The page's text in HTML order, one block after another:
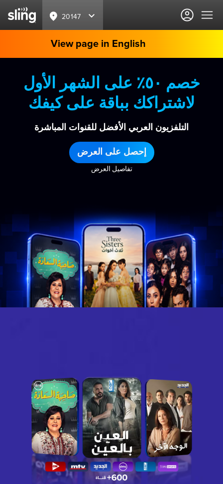
20147
View page in English
خصم ٥٠٪ على الشهر الأول
لاشتراكك بباقة على كيفك
التلفزيون العربي الأفضل للقنوات المباشرة
إحصل على العرض
تفاصيل العرض